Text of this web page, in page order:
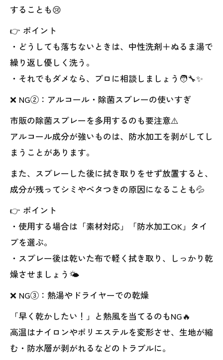
することも😢
👉 ポイント
・どうしても落ちないときは、中性洗剤＋ぬるま湯で
繰り返し優しく洗う。
・それでもダメなら、プロに相談しましょう🧑‍🔧✨
❌ NG②：アルコール・除菌スプレーの使いすぎ
市販の除菌スプレーを多用するのも要注意⚠️
アルコール成分が強いものは、防水加工を剥がしてし
まうことがあります。
また、スプレーした後に拭き取りをせず放置すると、
成分が残ってシミやベタつきの原因になることも💦
👉 ポイント
・使用する場合は「素材対応」「防水加工OK」タイ
プを選ぶ。
・スプレー後は乾いた布で軽く拭き取り、しっかり乾
燥させましょう🌤️
❌ NG③：熱湯やドライヤーでの乾燥
「早く乾かしたい！」と熱風を当てるのもNG🔥
高温はナイロンやポリエステルを変形させ、生地が縮
む・防水層が剥がれるなどのトラブルに。